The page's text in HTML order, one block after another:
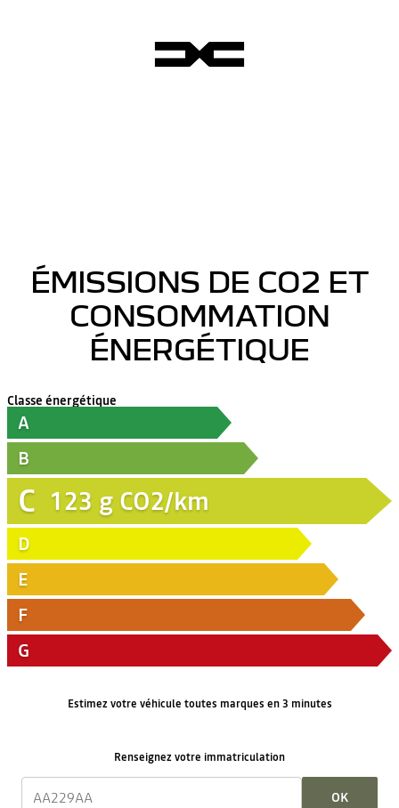
ÉMISSIONS DE CO2 ET
CONSOMMATION
ÉNERGÉTIQUE
Classe énergétique
A
B
C 123 g CO2/km
D
E
F
G
Estimez votre véhicule toutes marques en 3 minutes
Renseignez votre immatriculation
OK